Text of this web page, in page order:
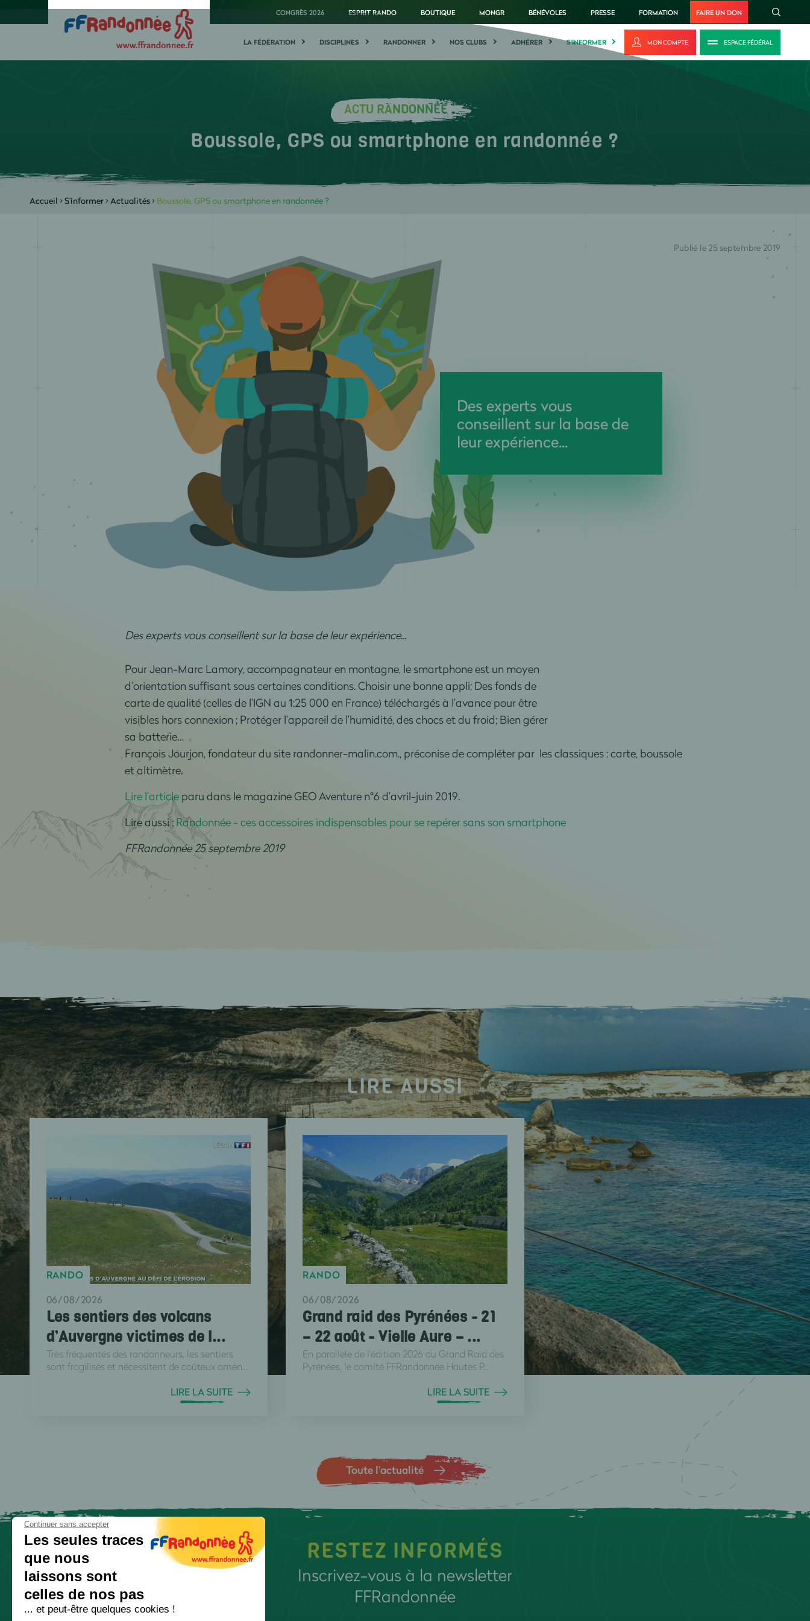
CONGRÈS 2026 ESPRIT RANDO BOUTIQUE MONGR BÉNÉVOLES PRESSE FORMATION FAIRE UN DON
LA FÉDÉRATION DISCIPLINES RANDONNER NOS CLUBS ADHÉRER S'INFORMER MON COMPTE ESPACE FÉDÉRAL
ACTU RANDONNÉE
Boussole, GPS ou smartphone en randonnée ?
Accueil >S'informer>Actualités> Boussole, GPS ou smartphone en randonnée ?
Des experts vous
conseillent sur la base de
leur expérience...
Publié le 25 septembre 2019
Des experts vous conseillent sur la base de leur expérience...
Pour Jean-Marc Lamory, accompagnateur en montagne, le smartphone est un moyen
d’orientation suffisant sous certaines conditions. Choisir une bonne appli; Des fonds de
carte de qualité (celles de l’IGN au 1:25 000 en France) téléchargés à l’avance pour être
visibles hors connexion ; Protéger l’appareil de l’humidité, des chocs et du froid; Bien gérer
sa batterie…
François Jourjon, fondateur du site randonner-malin.com., préconise de compléter par les classiques : carte, boussole
et altimètre.
Lire l’articleparu dans le magazine GEO Aventure n°6 d’avril-juin 2019.
Lire aussi : Randonnée - ces accessoires indispensables pour se repérer sans son smartphone
FFRandonnée 25 septembre 2019
LIRE AUSSI
RANDO
06/08/2026
Les sentiers des volcans
d’Auvergne victimes de l...
Très fréquentés des randonneurs, les sentiers
sont fragilisés et nécessitent de coûteux amén...
LIRE LA SUITE
RANDO
06/08/2026
Grand raid des Pyrénées - 21
– 22 août - Vielle Aure – ...
En parallèle de l'édition 2026 du Grand Raid des
Pyrénées, le comité FFRandonnée Hautes P...
LIRE LA SUITE
Toute l’actualité
RESTEZ INFORMÉS
Inscrivez-vous à la newsletter
FFRandonnée
Continuer sans accepter
Les seules traces
que nous
laissons sont
celles de nos pas
... et peut-être quelques cookies !